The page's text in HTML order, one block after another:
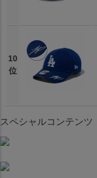
10
位
スペシャルコンテンツ